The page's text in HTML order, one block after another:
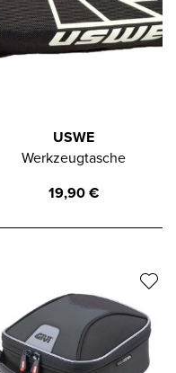
USWE
Werkzeugtasche
19,90€